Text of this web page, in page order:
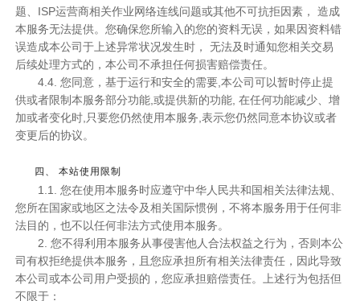
题、ISP运营商相关作业网络连线问题或其他不可抗拒因素， 造成
本服务无法提供。您确保您所输入的您的资料无误，如果因资料错
误造成本公司于上述异常状况发生时， 无法及时通知您相关交易
后续处理方式的，本公司不承担任何损害赔偿责任。
4.4. 您同意，基于运行和安全的需要,本公司可以暂时停止提
供或者限制本服务部分功能,或提供新的功能, 在任何功能减少、增
加或者变化时,只要您仍然使用本服务,表示您仍然同意本协议或者
变更后的协议。
四、 本站使用限制
1.1. 您在使用本服务时应遵守中华人民共和国相关法律法规、
您所在国家或地区之法令及相关国际惯例，不将本服务用于任何非
法目的，也不以任何非法方式使用本服务。
2. 您不得利用本服务从事侵害他人合法权益之行为，否则本公
司有权拒绝提供本服务，且您应承担所有相关法律责任，因此导致
本公司或本公司用户受损的，您应承担赔偿责任。上述行为包括但
不限于：